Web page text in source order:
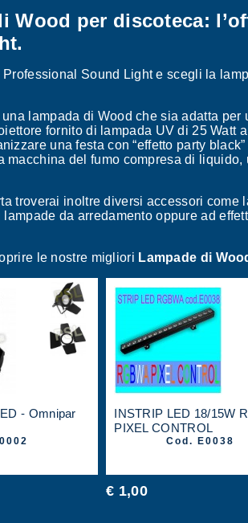
Wood per discoteca:
Professional Sound Light e scegli la
lampada di Wood che sia adatta per
fornito di lampada UV di 25 Watt
una festa con “effetto party
macchina del fumo compresa di
troverai inoltre diversi accessori come
da arredamento oppure ad
le nostre migliori Lampade di
- Omnipar
INSTRIP LED 18/15W
PIXEL CONTROL
Cod. E0038
€ 1,00